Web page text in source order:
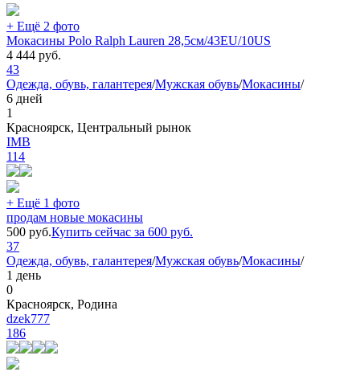
+ Ещё 2 фото
Мокасины Polo Ralph Lauren 28,5см/43EU/10US
4 444 руб.
43
Одежда, обувь, галантерея/Мужская обувь/Мокасины/
6 дней
1
Красноярск, Центральный рынок
IMB
114
+ Ещё 1 фото
продам новые мокасины
500 руб.Купить сейчас за 600 руб.
37
Одежда, обувь, галантерея/Мужская обувь/Мокасины/
1 день
0
Красноярск, Родина
dzek777
186